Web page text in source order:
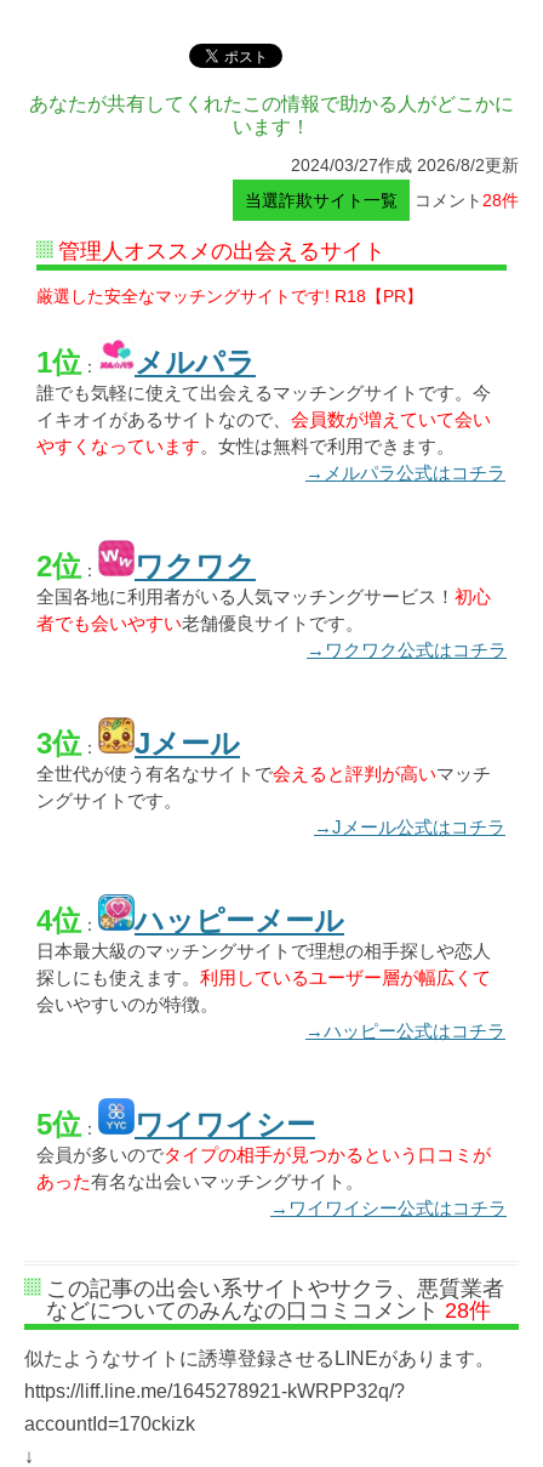
あなたが共有してくれたこの情報で助かる人がどこかに
います！
2024/03/27作成 2026/8/2更新
当選詐欺サイト一覧
コメント 28件
管理人オススメの出会えるサイト
厳選した安全なマッチングサイトです! R18【PR】
1位 ： メルパラ
誰でも気軽に使えて出会えるマッチングサイトです。今
イキオイがあるサイトなので、 会員数が増えていて会い
やすくなっています。女性は無料で利用できます。
→メルパラ公式はコチラ
2位 ： ワクワク
全国各地に利用者がいる人気マッチングサービス！ 初心
者でも会いやすい老舗優良サイトです。
→ワクワク公式はコチラ
3位 ： Jメール
全世代が使う有名なサイトで会えると評判が高いマッチ
ングサイトです。
→Jメール公式はコチラ
4位 ： ハッピーメール
日本最大級のマッチングサイトで理想の相手探しや恋人
探しにも使えます。 利用しているユーザー層が幅広くて
会いやすいのが特徴。
→ハッピー公式はコチラ
5位 ： ワイワイシー
会員が多いのでタイプの相手が見つかるという口コミが
あった有名な出会いマッチングサイト。
→ワイワイシー公式はコチラ
この記事の出会い系サイトやサクラ、悪質業者
などについてのみんなの口コミコメント 28件
似たようなサイトに誘導登録させるLINEがあります。
https://liff.line.me/1645278921-kWRPP32q/?
accountId=170ckizk
↓